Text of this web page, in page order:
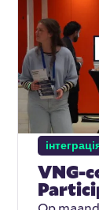
VNG-